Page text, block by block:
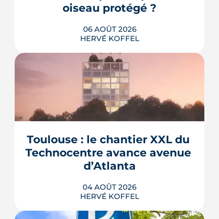
oiseau protégé ?
06 AOÛT 2026
HERVÉ KOFFEL
La troisième et dernière phase de
l'écoquartier Andromède doit livrer
près de 1 700 logements à partir de
protégé, la cisticole des joncs, contraint
fortement le plan d'aménagement et
repousse un calendrier déjà tendu.
LIRE L'ARTICLE
Toulouse : le chantier XXL du
Technocentre avance avenue
d’Atlanta
04 AOÛT 2026
HERVÉ KOFFEL